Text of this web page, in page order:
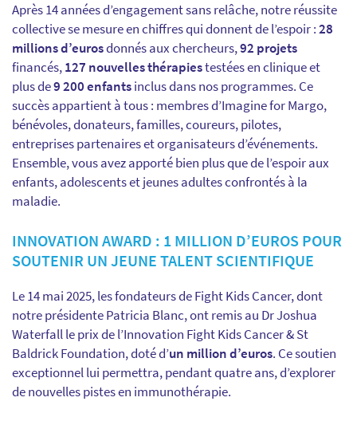
Après 14 années d’engagement sans relâche, notre réussite
collective se mesure en chiffres qui donnent de l’espoir :28
millions d’eurosdonnés aux chercheurs,92 projets
financés,127 nouvelles thérapiestestées en clinique et
plus de9 200 enfantsinclus dans nos programmes. Ce
succès appartient à tous : membres d’Imagine for Margo,
bénévoles, donateurs, familles, coureurs, pilotes,
entreprises partenaires et organisateurs d’événements.
Ensemble, vous avez apporté bien plus que de l’espoir aux
enfants, adolescents et jeunes adultes confrontés à la
maladie.
INNOVATION AWARD : 1 MILLION D’EUROS POUR
SOUTENIR UN JEUNE TALENT SCIENTIFIQUE
Le 14 mai 2025, les fondateurs de Fight Kids Cancer, dont
notre présidente Patricia Blanc, ont remis au Dr Joshua
Waterfall le prix de l’Innovation Fight Kids Cancer & St
Baldrick Foundation, doté d’un million d’euros. Ce soutien
exceptionnel lui permettra, pendant quatre ans, d’explorer
de nouvelles pistes en immunothérapie.